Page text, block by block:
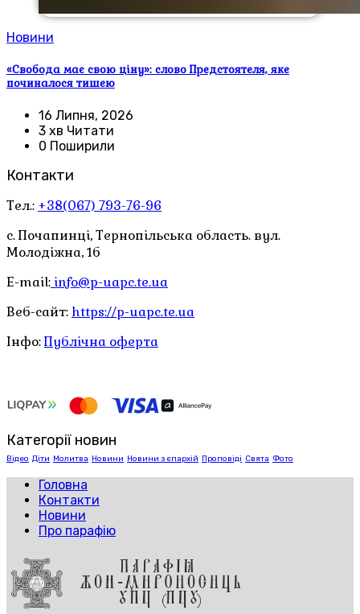
Новини
«Свобода має свою ціну»: слово Предстоятеля, яке
починалося тишею
16 Липня, 2026
3 хв Читати
0 Поширили
Контакти
Тел.: +38(067) 793-76-96
с. Почапинці, Тернопільська область. вул.
Молодіжна, 1б
E-mail: info@p-uapc.te.ua
Веб-сайт: https://p-uapc.te.ua
Інфо:Публічна оферта
Категорії новин
Відео Діти Молитва Новини Новини з єпархій Проповіді Свята Фото
Головна
Контакти
Новини
Про парафію